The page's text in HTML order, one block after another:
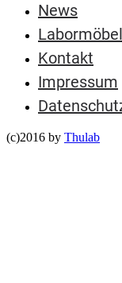
News
Labormöbel
Kontakt
Impressum
(c)2016 by Thulab